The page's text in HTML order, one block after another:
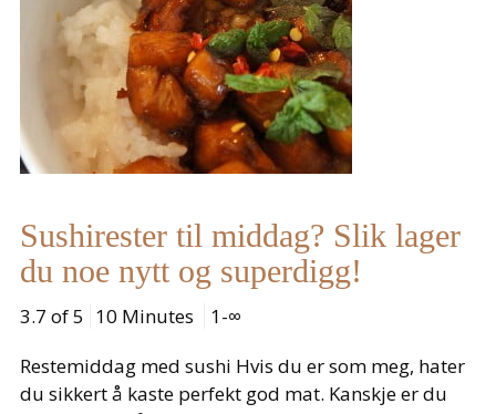
Sushirester til middag? Slik lager
du noe nytt og superdigg!
3.7 of 5 10 Minutes
1-∞
Restemiddag med sushi Hvis du er som meg, hater
du sikkert å kaste perfekt god mat. Kanskje er du